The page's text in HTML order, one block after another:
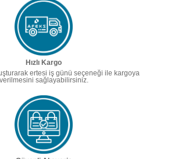
Hızlı Kargo
ertesi iş günü seçeneği ile kargoya
verilmesini sağlayabilirsiniz.